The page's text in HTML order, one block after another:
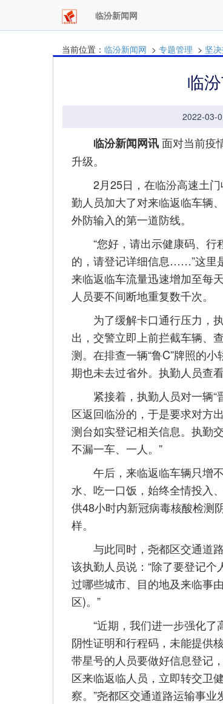
临汾新闻网
当前位置： 临汾新闻网 > 专题管理 > 坚
临
2022-03-
临汾新闻网讯面对当前疫
升级。
2月25日，在临汾高速土门
勤人员加大了对来临返临车辆
外防输入的第一道防线。
“您好，请出示健康码、行程
的，请登记详细信息……”这里
来临返临车流量迅速增加至每
人员要不间断地重复数千次。
为了缓解卡口通行压力，执
出，交警立即上前拦截车辆、
测。在排查一辆“鲁C”牌照的
期也未去过省外。执勤人员查
紧接着，执勤人员对一辆“
区返回临汾的，于是要求对方
测台如实登记相关信息。执勤
不漏一车、一人。”
午后，来临返临车辆只增不
水、吃一口饭，始终全情投入
供48小时内新冠病毒核酸检测
样。
与此同时，尧都区交通道路
该执勤人员说：“除了要登记
过哪些城市、目的地及来临事
区)。”
“近期，我们进一步强化了
阴性证明和行程码，未能提供
带星号的人员要做好信息登记
区来临返临人员，立即转交卫
察。”尧都区交通道路运输事